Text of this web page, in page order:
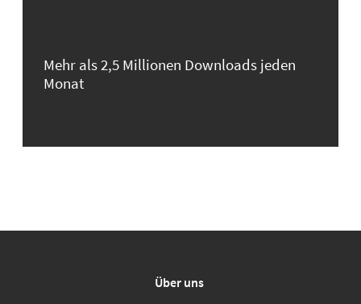
Mehr als 2,5 Millionen Downloads jeden
Monat
Über uns